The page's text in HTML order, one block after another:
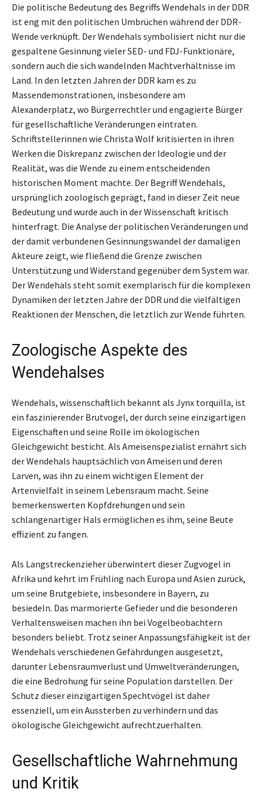
Die politische Bedeutung des Begriffs Wendehals in der DDR
ist eng mit den politischen Umbrüchen während der DDR-
Wende verknüpft. Der Wendehals symbolisiert nicht nur die
gespaltene Gesinnung vieler SED- und FDJ-Funktionäre,
sondern auch die sich wandelnden Machtverhältnisse im
Land. In den letzten Jahren der DDR kam es zu
Massendemonstrationen, insbesondere am
Alexanderplatz, wo Bürgerrechtler und engagierte Bürger
für gesellschaftliche Veränderungen eintraten.
Schriftstellerinnen wie Christa Wolf kritisierten in ihren
Werken die Diskrepanz zwischen der Ideologie und der
Realität, was die Wende zu einem entscheidenden
historischen Moment machte. Der Begriff Wendehals,
ursprünglich zoologisch geprägt, fand in dieser Zeit neue
Bedeutung und wurde auch in der Wissenschaft kritisch
hinterfragt. Die Analyse der politischen Veränderungen und
der damit verbundenen Gesinnungswandel der damaligen
Akteure zeigt, wie fließend die Grenze zwischen
Unterstützung und Widerstand gegenüber dem System war.
Der Wendehals steht somit exemplarisch für die komplexen
Dynamiken der letzten Jahre der DDR und die vielfältigen
Reaktionen der Menschen, die letztlich zur Wende führten.
Zoologische Aspekte des
Wendehalses
Wendehals, wissenschaftlich bekannt als Jynx torquilla, ist
ein faszinierender Brutvogel, der durch seine einzigartigen
Eigenschaften und seine Rolle im ökologischen
Gleichgewicht besticht. Als Ameisenspezialist ernährt sich
der Wendehals hauptsächlich von Ameisen und deren
Larven, was ihn zu einem wichtigen Element der
Artenvielfalt in seinem Lebensraum macht. Seine
bemerkenswerten Kopfdrehungen und sein
schlangenartiger Hals ermöglichen es ihm, seine Beute
effizient zu fangen.
Als Langstreckenzieher überwintert dieser Zugvogel in
Afrika und kehrt im Frühling nach Europa und Asien zurück,
um seine Brutgebiete, insbesondere in Bayern, zu
besiedeln. Das marmorierte Gefieder und die besonderen
Verhaltensweisen machen ihn bei Vogelbeobachtern
besonders beliebt. Trotz seiner Anpassungsfähigkeit ist der
Wendehals verschiedenen Gefährdungen ausgesetzt,
darunter Lebensraumverlust und Umweltveränderungen,
die eine Bedrohung für seine Population darstellen. Der
Schutz dieser einzigartigen Spechtvögel ist daher
essenziell, um ein Aussterben zu verhindern und das
ökologische Gleichgewicht aufrechtzuerhalten.
Gesellschaftliche Wahrnehmung
und Kritik